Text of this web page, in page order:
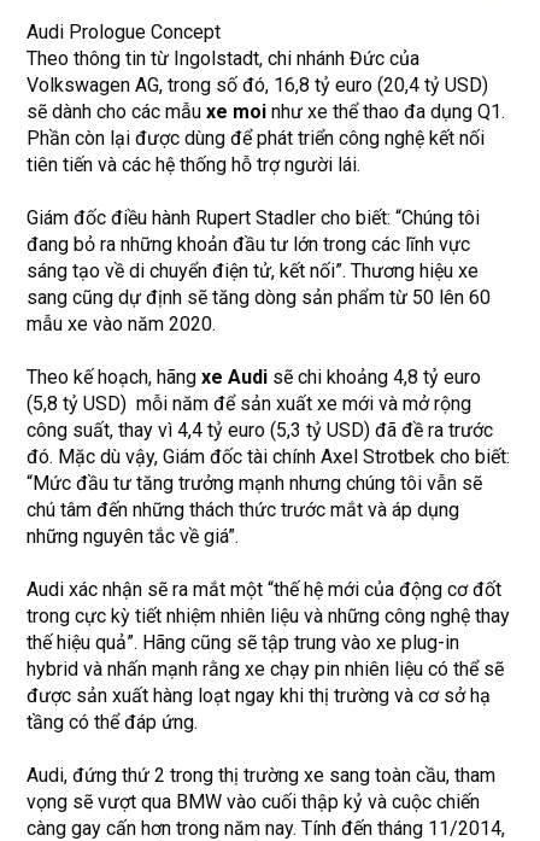
Audi Prologue Concept
Theo thông tin từ Ingolstadt, chi nhánh Đức của
Volkswagen AG, trong số đó, 16,8 tỷ euro (20,4 tỷ USD)
sẽ dành cho các mẫuxe moi như xe thể thao đa dụng Q1.
Phần còn lại được dùng để phát triển công nghệ kết nối
tiên tiến và các hệ thống hỗ trợ người lái.
Giám đốc điều hành Rupert Stadler cho biết: “Chúng tôi
đang bỏ ra những khoản đầu tư lớn trong các lĩnh vực
sáng tạo về di chuyển điện tử, kết nối”. Thương hiệu xe
sang cũng dự định sẽ tăng dòng sản phẩm từ 50 lên 60
mẫu xe vào năm 2020.
Theo kế hoạch, hãngxe Audi sẽ chi khoảng 4,8 tỷ euro
(5,8 tỷ USD) mỗi năm để sản xuất xe mới và mở rộng
công suất, thay vì 4,4 tỷ euro (5,3 tỷ USD) đã đề ra trước
đó. Mặc dù vậy, Giám đốc tài chính Axel Strotbek cho biết:
“Mức đầu tư tăng trưởng mạnh nhưng chúng tôi vẫn sẽ
chú tâm đến những thách thức trước mắt và áp dụng
những nguyên tắc về giá”.
Audi xác nhận sẽ ra mắt một “thế hệ mới của động cơ đốt
trong cực kỳ tiết nhiệm nhiên liệu và những công nghệ thay
thế hiệu quả”. Hãng cũng sẽ tập trung vào xe plug-in
hybrid và nhấn mạnh rằng xe chạy pin nhiên liệu có thể sẽ
được sản xuất hàng loạt ngay khi thị trường và cơ sở hạ
tầng có thể đáp ứng.
Audi, đứng thứ 2 trong thị trường xe sang toàn cầu, tham
vọng sẽ vượt qua BMW vào cuối thập kỷ và cuộc chiến
càng gay cấn hơn trong năm nay. Tính đến tháng 11/2014,